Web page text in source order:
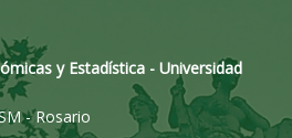
y Estadística - Universidad
- Rosario